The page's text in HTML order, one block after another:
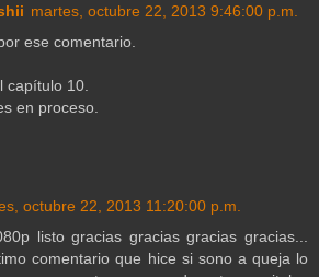
martes, octubre 22, 2013 9:46:00 p.m.
ese comentario.
capítulo 10.
en proceso.
octubre 22, 2013 11:20:00 p.m.
listo gracias gracias gracias gracias...
comentario que hice si sono a queja lo